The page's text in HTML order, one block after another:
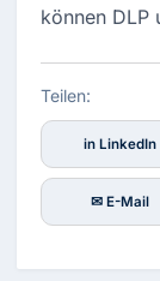
können DLP
Teilen:
in LinkedIn
✉ E-Mail